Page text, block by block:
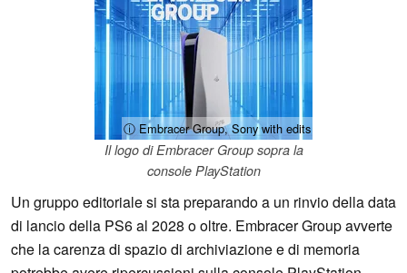
ⓘ Embracer Group, Sony with edits
Il logo di Embracer Group sopra la
console PlayStation
Un gruppo editoriale si sta preparando a un rinvio della data
di lancio della PS6 al 2028 o oltre. Embracer Group avverte
che la carenza di spazio di archiviazione e di memoria